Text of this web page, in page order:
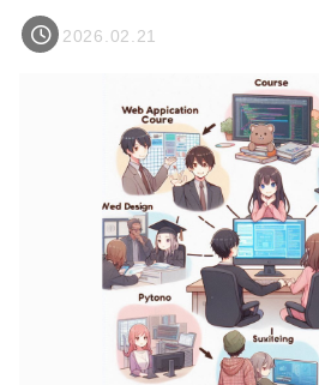
2026.02.21